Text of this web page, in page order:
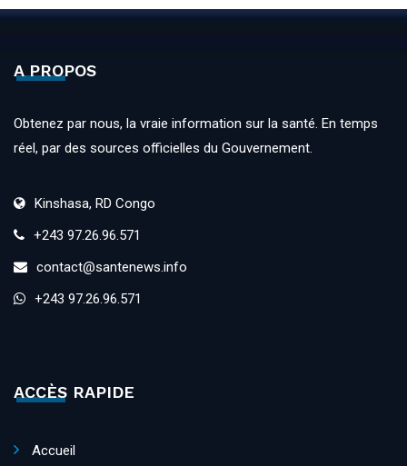
A PROPOS
Obtenez par nous, la vraie information sur la santé. En temps
réel, par des sources officielles du Gouvernement.
Kinshasa, RD Congo
+243 97.26.96.571
contact@santenews.info
+243 97.26.96.571
ACCÈS RAPIDE
Accueil